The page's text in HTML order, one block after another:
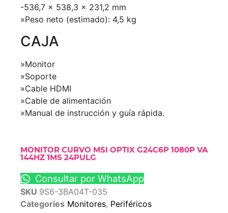
-536,7 x 538,3 x 231,2 mm
»Peso neto (estimado): 4,5 kg
CAJA
»Monitor
»Soporte
»Cable HDMI
»Cable de alimentación
»Manual de instrucción y guía rápida.
MONITOR CURVO MSI OPTIX G24C6P 1080P VA
144HZ 1MS 24PULG
Consultar por WhatsApp
SKU 9S6-3BA04T-035
Categories Monitores, Periféricos